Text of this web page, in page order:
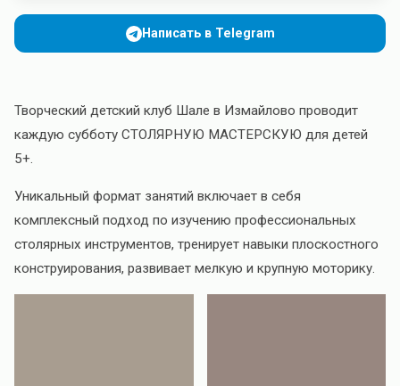
Написать в Telegram
Творческий детский клуб Шале в Измайлово проводит
каждую субботу СТОЛЯРНУЮ МАСТЕРСКУЮ для детей
5+.
Уникальный формат занятий включает в себя
комплексный подход по изучению профессиональных
столярных инструментов, тренирует навыки плоскостного
конструирования, развивает мелкую и крупную моторику.